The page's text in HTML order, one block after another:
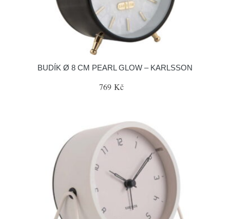
BUDÍK Ø 8 CM PEARL GLOW – KARLSSON
769 Kč